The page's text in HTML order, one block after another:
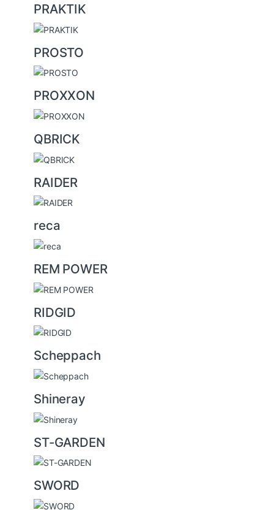
PRAKTIK
PROSTO
PROXXON
QBRICK
RAIDER
reca
REM POWER
RIDGID
Scheppach
Shineray
ST-GARDEN
SWORD